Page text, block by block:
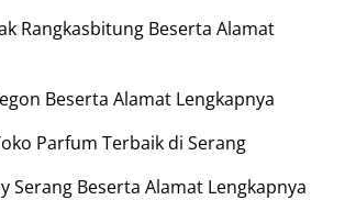
Rangkasbitung Beserta Alamat
Beserta Alamat Lengkapnya
Parfum Terbaik di Serang
Serang Beserta Alamat Lengkapnya